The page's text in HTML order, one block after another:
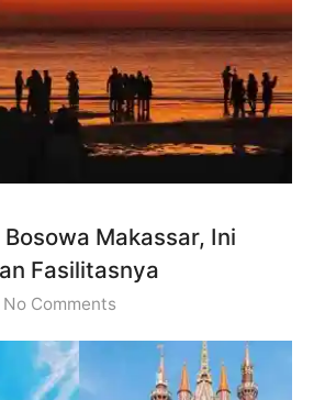
Tarik
Wisata
Simpang
Lima
Semarang
(belum
Makassar, Ini
Fasilitasnya
No Comments
Indah
Bosowa